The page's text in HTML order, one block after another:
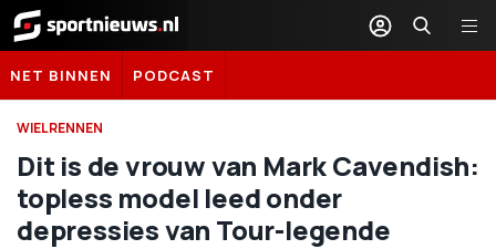
Sportnieuws.nl
NET BINNEN PODCAST
WIELRENNEN
Dit is de vrouw van Mark Cavendish:
topless model leed onder
depressies van Tour-legende